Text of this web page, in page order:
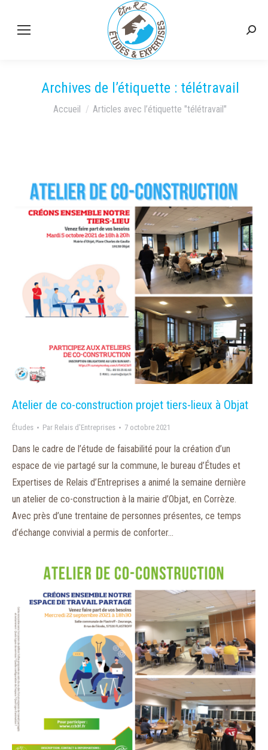
Archives de l’étiquette : télétravail
Vous êtes ici :
Accueil Articles avec l’étiquette "télétravail"
Atelier de co-construction projet tiers-lieux à Objat
Études Par Relais d'Entreprises 7 octobre 2021
Dans le cadre de l’étude de faisabilité pour la création d’un
espace de vie partagé sur la commune, le bureau d’Études et
Expertises de Relais d’Entreprises a animé la semaine dernière
un atelier de co-construction à la mairie d’Objat, en Corrèze.
Avec près d’une trentaine de personnes présentes, ce temps
d’échange convivial a permis de conforter…